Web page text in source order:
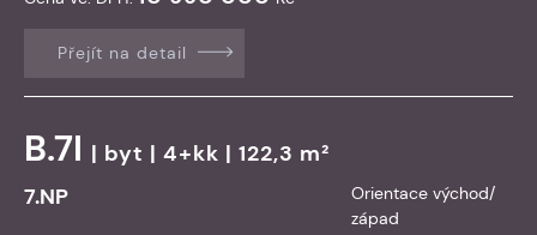
Přejít na detail
B.7I | byt | 4+kk | 122,3 m²
7.NP
Orientace východ/
západ